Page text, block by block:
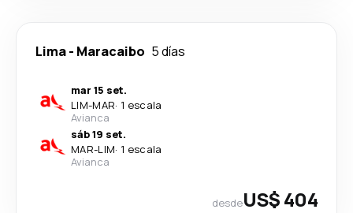
Lima- Maracaibo 5 días
mar 15 set.
LIM-MAR· 1 escala
Avianca
sáb 19 set.
MAR-LIM· 1 escala
Avianca
desdeUS$ 404